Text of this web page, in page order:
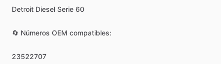
Detroit Diesel Serie 60
🔄 Números OEM compatibles:
23522707